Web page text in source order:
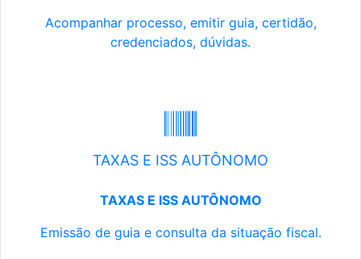
Acompanhar processo, emitir guia, certidão,
credenciados, dúvidas.
TAXAS E ISS AUTÔNOMO
TAXAS E ISS AUTÔNOMO
Emissão de guia e consulta da situação fiscal.